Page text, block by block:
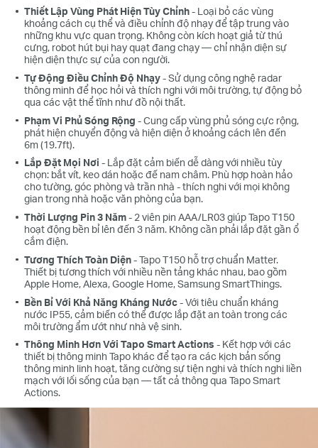
Thiết Lập Vùng Phát Hiện Tùy Chỉnh- Loại bỏ các vùng
khoảng cách cụ thể và điều chỉnh độ nhạy để tập trung vào
những khu vực quan trọng. Không còn kích hoạt giả từ thú
cưng, robot hút bụi hay quạt đang chạy — chỉ nhận diện sự
hiện diện thực sự của con người.
Tự Động Điều Chỉnh Độ Nhạy- Sử dụng công nghệ radar
thông minh để học hỏi và thích nghi với môi trường, tự động bỏ
qua các vật thể tĩnh như đồ nội thất.
Phạm Vi Phủ Sóng Rộng - Cung cấp vùng phủ sóng cực rộng,
phát hiện chuyển động và hiện diện ở khoảng cách lên đến
6m (19.7ft).
Lắp Đặt Mọi Nơi - Lắp đặt cảm biến dễ dàng với nhiều tùy
chọn: bắt vít, keo dán hoặc đế nam châm. Phù hợp hoàn hảo
cho tường, góc phòng và trần nhà - thích nghi với mọi không
gian trong nhà hoặc văn phòng của bạn.
Thời Lượng Pin 3 Năm- 2 viên pin AAA/LR03 giúp Tapo T150
hoạt động bền bỉ lên đến 3 năm. Không cần phải lắp đặt gần ổ
cắm điện.
Tương Thích Toàn Diện- Tapo T150 hỗ trợ chuẩn Matter.
Thiết bị tương thích với nhiều nền tảng khác nhau, bao gồm
Apple Home, Alexa, Google Home, Samsung SmartThings.
Bền Bỉ Với Khả Năng Kháng Nước- Với tiêu chuẩn kháng
nước IP55, cảm biến có thể được lắp đặt an toàn trong các
môi trường ẩm ướt như nhà vệ sinh.
Thông Minh Hơn Với Tapo Smart Actions - Kết hợp với các
thiết bị thông minh Tapo khác để tạo ra các kịch bản sống
thông minh linh hoạt, tăng cường sự tiện nghi và thích nghi liền
mạch với lối sống của bạn — tất cả thông qua Tapo Smart
Actions.